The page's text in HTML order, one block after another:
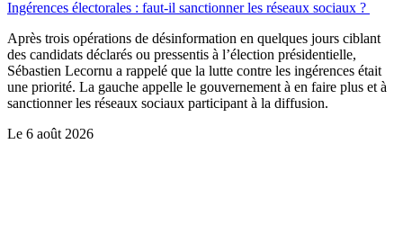
Ingérences électorales : faut-il sanctionner les réseaux sociaux ?
Après trois opérations de désinformation en quelques jours ciblant
des candidats déclarés ou pressentis à l’élection présidentielle,
Sébastien Lecornu a rappelé que la lutte contre les ingérences était
une priorité. La gauche appelle le gouvernement à en faire plus et à
sanctionner les réseaux sociaux participant à la diffusion.
Le 6 août 2026